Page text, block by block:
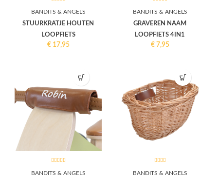
BANDITS & ANGELS
STUURKRATJE HOUTEN
LOOPFIETS
€ 17,95
BANDITS & ANGELS
GRAVEREN NAAM
LOOPFIETS 4IN1
€ 7,95
BANDITS & ANGELS BANDITS & ANGELS